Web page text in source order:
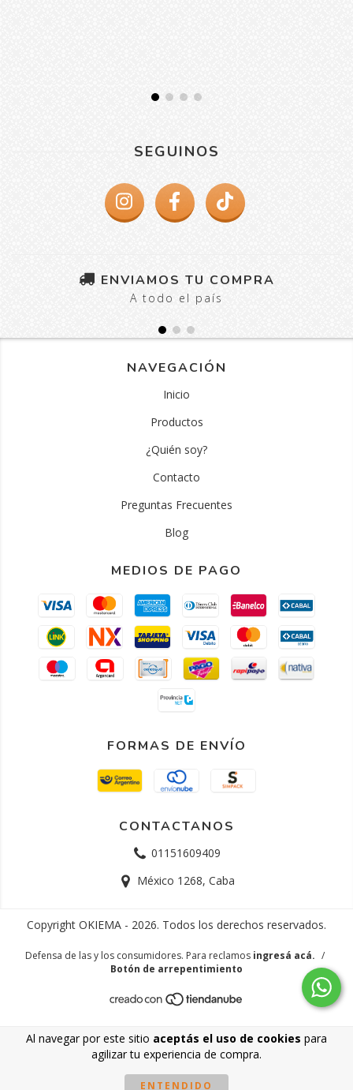
Al navegar por este sitio aceptás el uso de cookies para
agilizar tu experiencia de compra.
ENTENDIDO
SEGUINOS
ENVIAMOS TU COMPRA
A todo el país
NAVEGACIÓN
Inicio
Productos
¿Quién soy?
Contacto
Preguntas Frecuentes
Blog
MEDIOS DE PAGO
FORMAS DE ENVÍO
CONTACTANOS
01151609409
México 1268, Caba
Copyright OKIEMA - 2026. Todos los derechos reservados.
Defensa de las y los consumidores. Para reclamos ingresá acá. /
Botón de arrepentimiento